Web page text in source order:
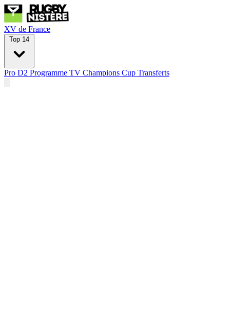
XV de France
Top 14
Pro D2 Programme TV Champions Cup Transferts